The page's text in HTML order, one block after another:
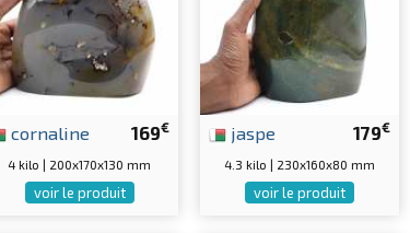
169€
cornaline
4 kilo | 200x170x130 mm
voir le produit
179€
jaspe
4.3 kilo | 230x160x80 mm
voir le produit